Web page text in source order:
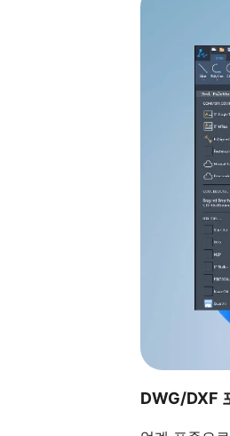
DWG/DXF